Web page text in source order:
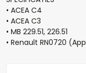
• ACEA C4
• ACEA C3
• MB 229.51, 226.51
• Renault RN0720
Telefoonnummer: